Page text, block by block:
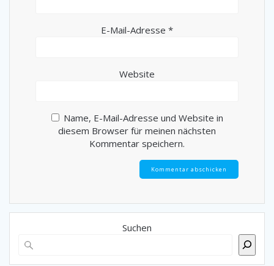
E-Mail-Adresse *
Website
Name, E-Mail-Adresse und Website in
diesem Browser für meinen nächsten
Kommentar speichern.
Suchen